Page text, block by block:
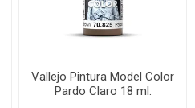
Vallejo Pintura Model Color
Pardo Claro 18 ml.